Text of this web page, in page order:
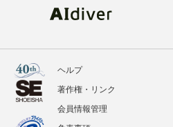
ヘルプ
著作権・リンク
会員情報管理